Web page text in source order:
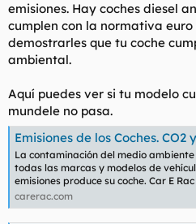
emisiones. Hay coches diesel
cumplen con la normativa
demostrarles que tu coche
ambiental.
Aquí puedes ver si tu modelo
mundele no pasa.
Emisiones de los Coches. CO2
La contaminación del medio
todas las marcas y modelos de
emisiones produce su coche. Car E
carerac.com